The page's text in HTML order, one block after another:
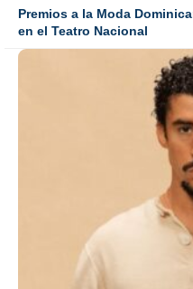
Premios a la Moda
en el Teatro Nacional